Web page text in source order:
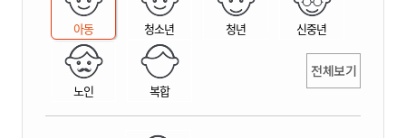
아동 청소년 청년 신중년
노인 복합
전체보기